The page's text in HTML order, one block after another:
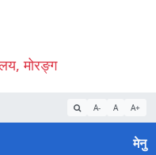
मोरङ्ग
A- A A+
मेनु